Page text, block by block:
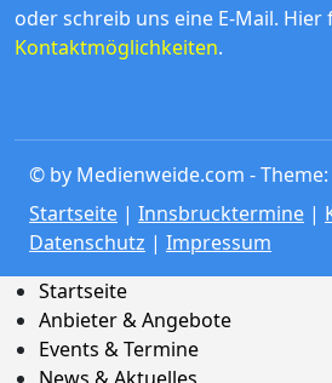
oder schreib uns eine E-Mail. Hier
Kontaktmöglichkeiten.
© by Medienweide.com - Theme:
Startseite | Innsbrucktermine |
Datenschutz | Impressum
Startseite
Anbieter & Angebote
Events & Termine